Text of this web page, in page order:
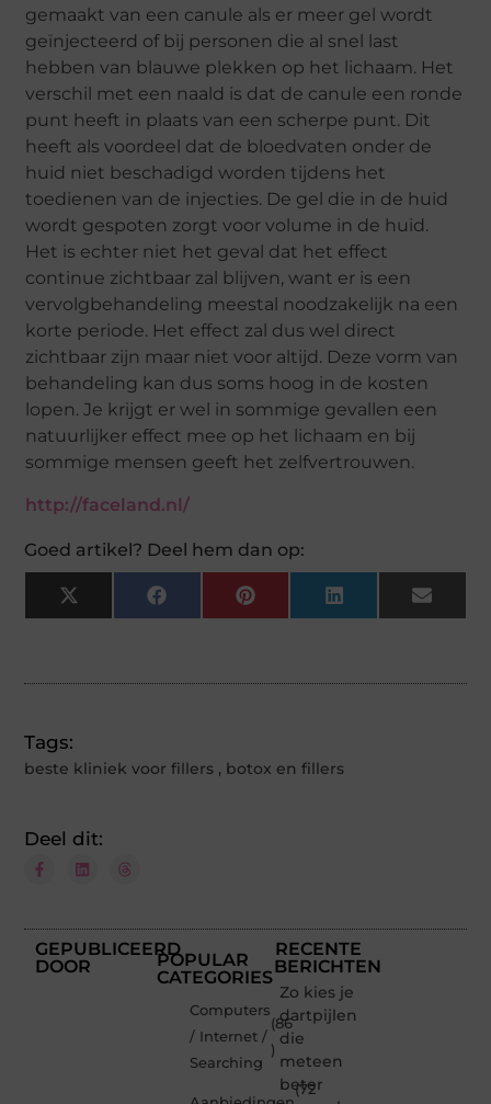
gemaakt van een canule als er meer gel wordt
geïnjecteerd of bij personen die al snel last
hebben van blauwe plekken op het lichaam. Het
verschil met een naald is dat de canule een ronde
punt heeft in plaats van een scherpe punt. Dit
heeft als voordeel dat de bloedvaten onder de
huid niet beschadigd worden tijdens het
toedienen van de injecties. De gel die in de huid
wordt gespoten zorgt voor volume in de huid.
Het is echter niet het geval dat het effect
continue zichtbaar zal blijven, want er is een
vervolgbehandeling meestal noodzakelijk na een
korte periode. Het effect zal dus wel direct
zichtbaar zijn maar niet voor altijd. Deze vorm van
behandeling kan dus soms hoog in de kosten
lopen. Je krijgt er wel in sommige gevallen een
natuurlijker effect mee op het lichaam en bij
sommige mensen geeft het zelfvertrouwen.
http://faceland.nl/
Goed artikel? Deel hem dan op:
X
(Twitter)
FacebookPinterestLinkedInEmail
Tags:
beste kliniek voor fillers , botox en fillers
Deel dit:
GEPUBLICEERD
DOOR
POPULAR
CATEGORIES
Computers
/ Internet /
Searching
(86
)
(72
RECENTE
BERICHTEN
Zo kies je
dartpijlen
die
meteen
beter